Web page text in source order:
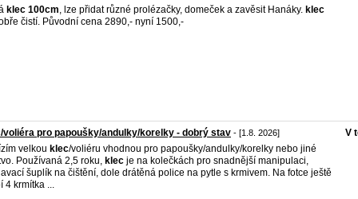
klec 100cm, lze přidat různé prolézačky, domeček a zavěsit Hanáky. klec
čistí. Původní cena 2890,- nyní 1500,-
voliéra pro papoušky/andulky/korelky - dobrý stav - [1.8. 2026]
velkou klec/voliéru vhodnou pro papoušky/andulky/korelky nebo jiné
Používaná 2,5 roku, klec je na kolečkách pro snadnější manipulaci,
šuplík na čištění, dole drátěná police na pytle s krmivem. Na fotce ještě
4 krmítka ...
V